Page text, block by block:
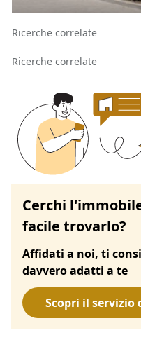
Ricerche correlate
Ricerche correlate
Cerchi
facile trovarlo?
Affidati a noi, ti
davvero adatti a te
Scopri il servizio